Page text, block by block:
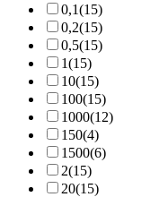
0,1(15)
0,2(15)
0,5(15)
1(15)
10(15)
100(15)
1000(12)
150(4)
1500(6)
2(15)
20(15)